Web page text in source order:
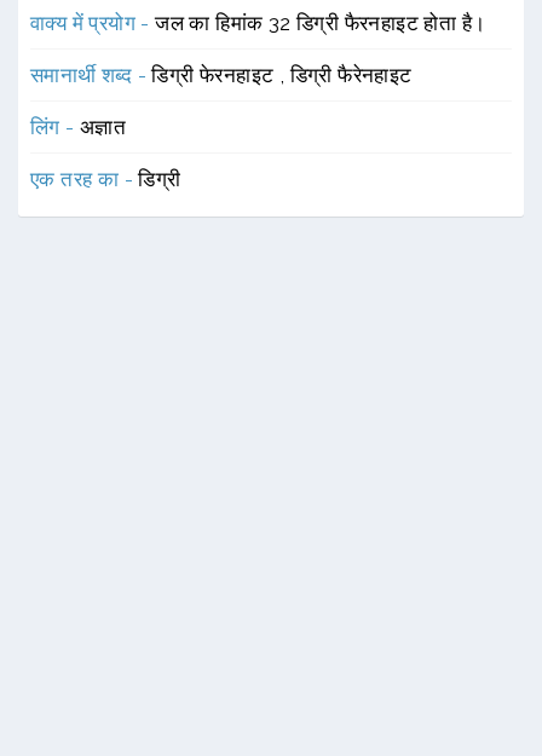
वाक्य में प्रयोग -जल का हिमांक 32 डिग्री फैरनहाइट होता है।
समानार्थी शब्द -डिग्री फेरनहाइट ,डिग्री फैरेनहाइट
लिंग - अज्ञात
एक तरह का -डिग्री